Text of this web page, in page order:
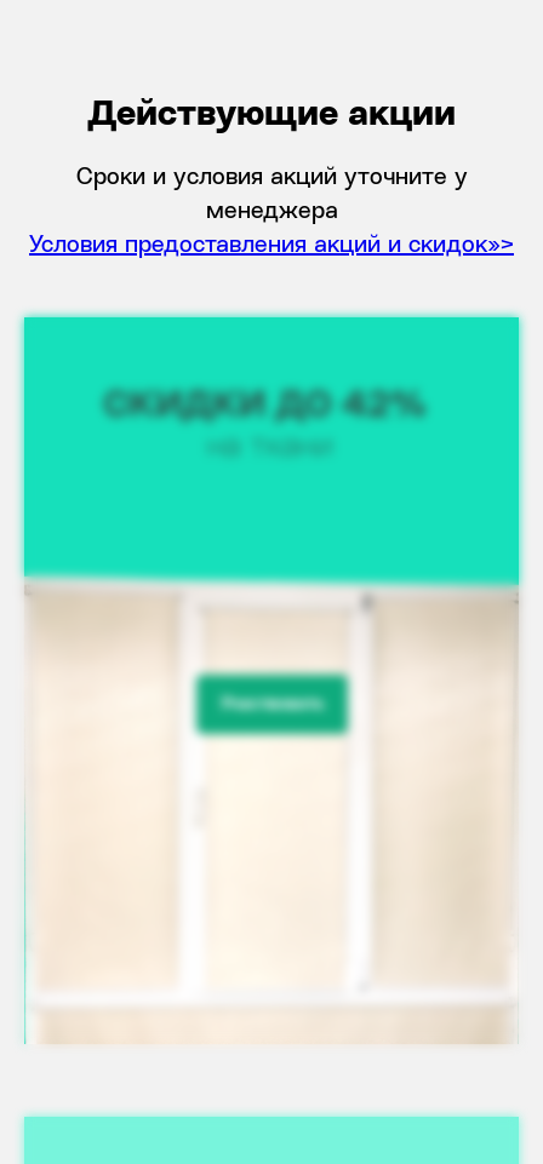
Действующие акции
Сроки и условия акций уточните у
менеджера
Условия предоставления акций и скидок>>>
Участвовать